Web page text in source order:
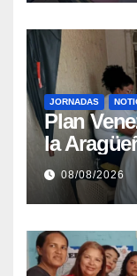
JORNADAS
Plan
la
atención
Aragua
08/08/2026